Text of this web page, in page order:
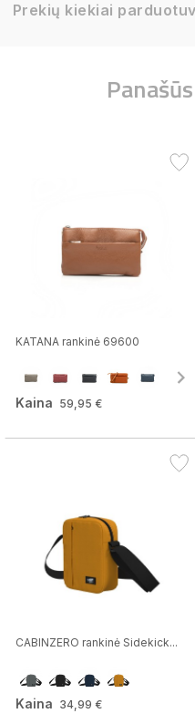
Prekių kiekiai
KATANA rankinė 69600
Kaina 59,95 €
CABINZERO rankinė Sidekick...
Kaina 34,99 €